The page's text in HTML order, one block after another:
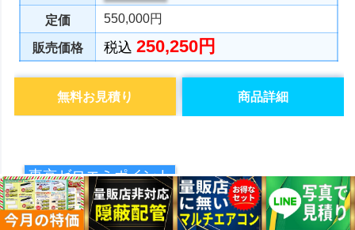
定価 550,000円
販売価格 税込250,250円
商品詳細
無料お見積り
東京ゼロエミポイント